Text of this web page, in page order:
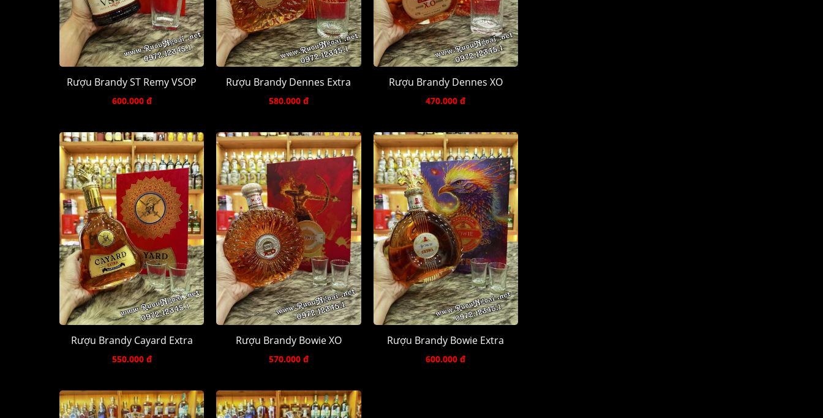
Rượu Brandy ST Remy VSOP
600.000 đ
Rượu Brandy Dennes Extra
580.000 đ
Rượu Brandy Dennes XO
470.000 đ
Rượu Brandy Cayard Extra
550.000 đ
Rượu Brandy Bowie XO
570.000 đ
Rượu Brandy Bowie Extra
600.000 đ